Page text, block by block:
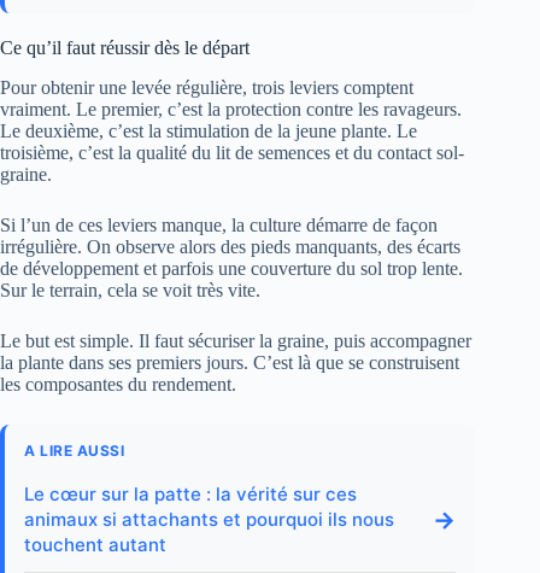
Ce qu’il faut réussir dès le départ
Pour obtenir une levée régulière, trois leviers comptent
vraiment. Le premier, c’est la protection contre les ravageurs.
Le deuxième, c’est la stimulation de la jeune plante. Le
troisième, c’est la qualité du lit de semences et du contact sol-
graine.
Si l’un de ces leviers manque, la culture démarre de façon
irrégulière. On observe alors des pieds manquants, des écarts
de développement et parfois une couverture du sol trop lente.
Sur le terrain, cela se voit très vite.
Le but est simple. Il faut sécuriser la graine, puis accompagner
la plante dans ses premiers jours. C’est là que se construisent
les composantes du rendement.
A LIRE AUSSI
Le cœur sur la patte : la vérité sur ces
animaux si attachants et pourquoi ils nous
touchent autant
→